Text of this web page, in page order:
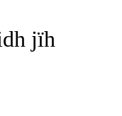
jïh